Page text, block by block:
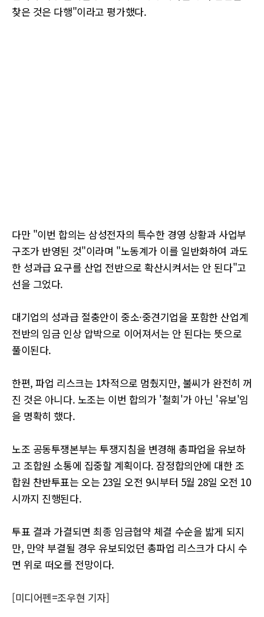
찾은 것은 다행"이라고 평가했다.
다만 "이번 합의는 삼성전자의 특수한 경영 상황과 사업부
구조가 반영된 것"이라며 "노동계가 이를 일반화하여 과도
한 성과급 요구를 산업 전반으로 확산시켜서는 안 된다"고
선을 그었다.
대기업의 성과급 절충안이 중소·중견기업을 포함한 산업계
전반의 임금 인상 압박으로 이어져서는 안 된다는 뜻으로
풀이된다.
한편, 파업 리스크는 1차적으로 멈췄지만, 불씨가 완전히 꺼
진 것은 아니다. 노조는 이번 합의가 '철회'가 아닌 '유보'임
을 명확히 했다.
노조 공동투쟁본부는 투쟁지침을 변경해 총파업을 유보하
고 조합원 소통에 집중할 계획이다. 잠정합의안에 대한 조
합원 찬반투표는 오는 23일 오전 9시부터 5월 28일 오전 10
시까지 진행된다.
투표 결과 가결되면 최종 임금협약 체결 수순을 밟게 되지
만, 만약 부결될 경우 유보되었던 총파업 리스크가 다시 수
면 위로 떠오를 전망이다.
[미디어펜=조우현 기자]